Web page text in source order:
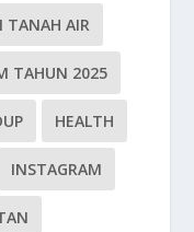
TANAH AIR
TAHUN 2025
HEALTH
INSTAGRAM